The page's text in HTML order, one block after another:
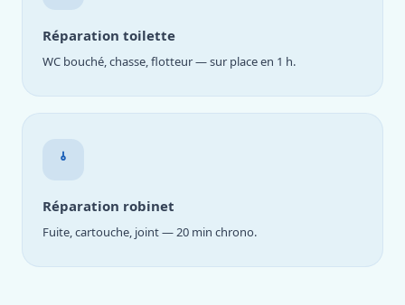
Réparation toilette
WC bouché, chasse, flotteur — sur place en 1 h.
Réparation robinet
Fuite, cartouche, joint — 20 min chrono.